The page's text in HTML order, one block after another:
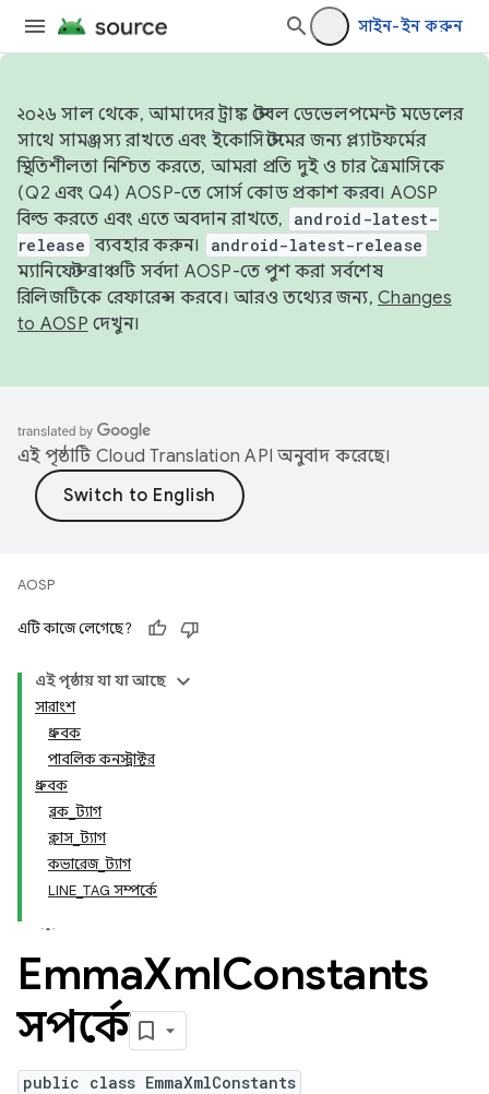
সাইন-ইন করুন
২০২৬ সাল থেকে, আমাদের ট্রাঙ্ক স্টেবল ডেভেলপমেন্ট মডেলের
সাথে সামঞ্জস্য রাখতে এবং ইকোসিস্টেমের জন্য প্ল্যাটফর্মের
স্থিতিশীলতা নিশ্চিত করতে, আমরা প্রতি দুই ও চার ত্রৈমাসিকে
(Q2 এবং Q4) AOSP-তে সোর্স কোড প্রকাশ করব। AOSP
বিল্ড করতে এবং এতে অবদান রাখতে,
android-latest-
release ব্যবহার করুন। android-latest-release
ম্যানিফেস্ট ব্রাঞ্চটি সর্বদা AOSP-তে পুশ করা সর্বশেষ
রিলিজটিকে রেফারেন্স করবে। আরও তথ্যের জন্য, Changes
to AOSP দেখুন।
এই পৃষ্ঠাটি Cloud Translation API অনুবাদ করেছে।
AOSP
এটি কাজে লেগেছে?
এই পৃষ্ঠায় যা যা আছে
সারাংশ
ধ্রুবক
পাবলিক কনস্ট্রাক্টর
ধ্রুবক
ব্লক_ট্যাগ
ক্লাস_ট্যাগ
কভারেজ_ট্যাগ
LINE_TAG সম্পর্কে
EmmaXmlConstants
সম্পর্কে
public class EmmaXmlConstants